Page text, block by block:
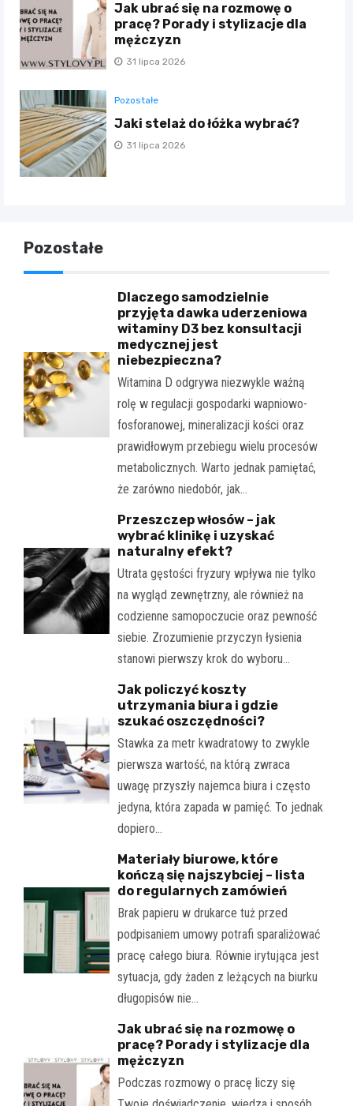
Jak ubrać się na rozmowę o
pracę? Porady i stylizacje dla
mężczyzn
31 lipca 2026
Pozostałe
Jaki stelaż do łóżka wybrać?
31 lipca 2026
Pozostałe
Dlaczego samodzielnie
przyjęta dawka uderzeniowa
witaminy D3 bez konsultacji
medycznej jest
niebezpieczna?
Witamina D odgrywa niezwykle ważną
rolę w regulacji gospodarki wapniowo-
fosforanowej, mineralizacji kości oraz
prawidłowym przebiegu wielu procesów
metabolicznych. Warto jednak pamiętać,
że zarówno niedobór, jak…
Przeszczep włosów – jak
wybrać klinikę i uzyskać
naturalny efekt?
Utrata gęstości fryzury wpływa nie tylko
na wygląd zewnętrzny, ale również na
codzienne samopoczucie oraz pewność
siebie. Zrozumienie przyczyn łysienia
stanowi pierwszy krok do wyboru…
Jak policzyć koszty
utrzymania biura i gdzie
szukać oszczędności?
Stawka za metr kwadratowy to zwykle
pierwsza wartość, na którą zwraca
uwagę przyszły najemca biura i często
jedyna, która zapada w pamięć. To jednak
dopiero…
Materiały biurowe, które
kończą się najszybciej – lista
do regularnych zamówień
Brak papieru w drukarce tuż przed
podpisaniem umowy potrafi sparaliżować
pracę całego biura. Równie irytująca jest
sytuacja, gdy żaden z leżących na biurku
długopisów nie…
Jak ubrać się na rozmowę o
pracę? Porady i stylizacje dla
mężczyzn
Podczas rozmowy o pracę liczy się